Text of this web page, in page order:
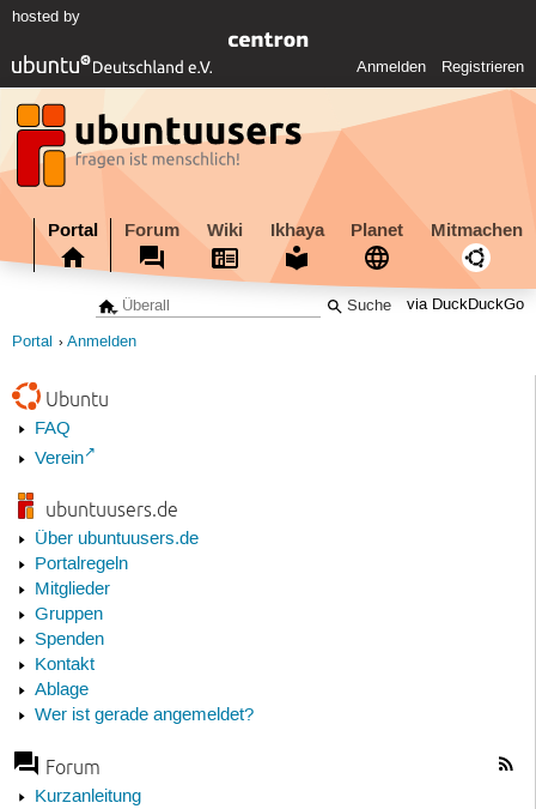
hosted by
Anmelden Registrieren
Portal Forum Wiki Ikhaya Planet Mitmachen
via DuckDuckGo
Portal Anmelden
Ubuntu
FAQ
Verein
ubuntuusers.de
Über ubuntuusers.de
Portalregeln
Mitglieder
Gruppen
Spenden
Kontakt
Ablage
Wer ist gerade angemeldet?
Forum
Kurzanleitung